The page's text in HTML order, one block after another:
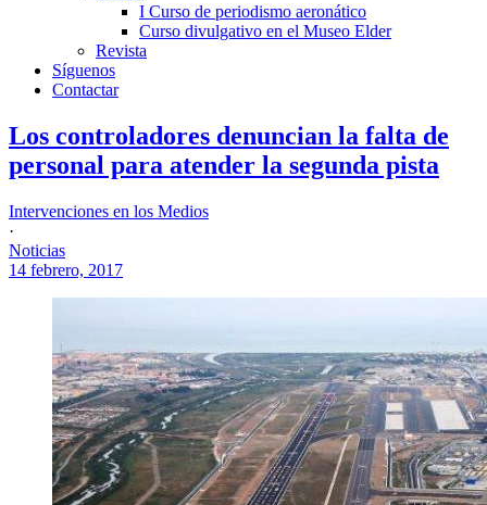
I Curso de periodismo aeronático
Curso divulgativo en el Museo Elder
Revista
Síguenos
Contactar
Los controladores denuncian la falta de
personal para atender la segunda pista
Intervenciones en los Medios
·
Noticias
14 febrero, 2017